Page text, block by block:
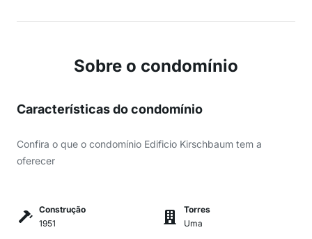
Sobre o condomínio
Características do condomínio
Confira o que o condomínio Edificio Kirschbaum tem a
oferecer
Construção
1951
Torres
Uma